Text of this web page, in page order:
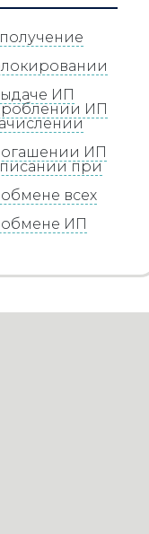
ИП
ИП
ИП
при
всех
ИП